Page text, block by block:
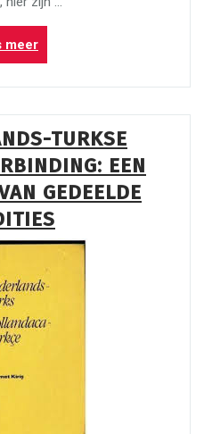
meer“Handleiding
voor
het
Italiaans
naar
Nederlands”
TURKSE
EEN
GEDEELDE